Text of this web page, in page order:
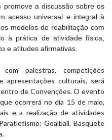
promove a discussão sobre os
acesso universal e integral à
modelos de reabilitação com
à prática de atividade física,
e atitudes afirmativas.
palestras, competições
apresentações culturais, será
de Convenções. O evento
ocorrerá no dia 15 de maio,
e a realização de atividades
Goalball, Basquete